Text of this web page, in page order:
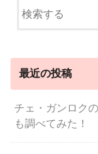
最近の投稿
チェ・ガンロク
も調べてみた！